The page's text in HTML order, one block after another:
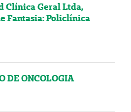
Clínica Geral Ltda,
Fantasia: Policlínica
DE ONCOLOGIA